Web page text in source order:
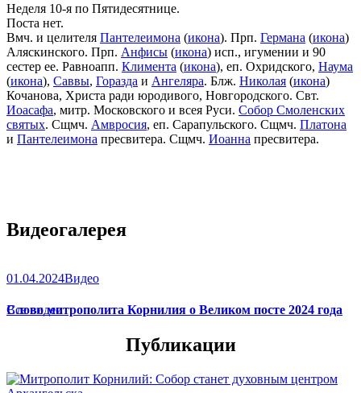
Неделя 10-я по Пятидесятнице.
Поста нет.
Вмч. и целителя Пантелеимона (икона). Прп. Германа (икона)
Аляскинского. Прп. Анфисы (икона) исп., игумении и 90
сестер ее. Равноапп. Климента (икона), еп. Охридского, Наума
(икона), Саввы, Горазда и Ангеляра. Блж. Николая (икона)
Кочанова, Христа ради юродивого, Новгородского. Свт.
Иоасафа, митр. Московского и всея Руси. Собор Смоленских
святых. Сщмч. Амвросия, еп. Сарапульского. Сщмч. Платона
и Пантелеимона пресвитера. Сщмч. Иоанна пресвитера.
Видеогалерея
01.04.2024Видео
Слово митрополита Корнилия о Великом посте 2024 года
Все видео
Публикации